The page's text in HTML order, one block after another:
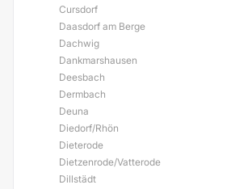
Cursdorf
Daasdorf am Berge
Dachwig
Dankmarshausen
Deesbach
Dermbach
Deuna
Diedorf/Rhön
Dieterode
Dietzenrode/Vatterode
Dillstädt